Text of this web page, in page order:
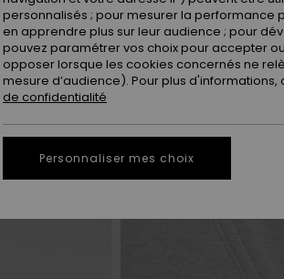
personnalisés ; pour mesurer la performance
en apprendre plus sur leur audience ; pour
pouvez paramétrer vos choix pour accepter
opposer lorsque les cookies concernés ne
mesure d’audience). Pour plus d'informations,
de confidentialité
Personnaliser mes choix